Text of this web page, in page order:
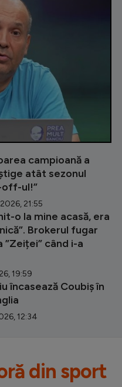
campioană a
atât sezonul
off-ul!”
21:55
o la mine acasă, era
Brokerul fugar
când i-a
19:59
încasează Coubiș în
12:34
din sport